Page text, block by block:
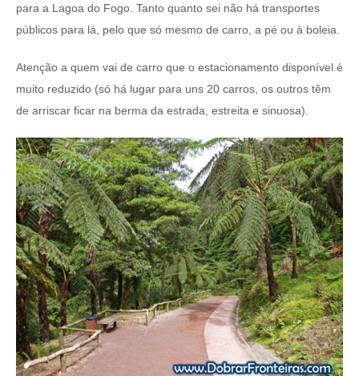
para a Lagoa do Fogo. Tanto quanto sei não há transportes
públicos para lá, pelo que só mesmo de carro, a pé ou à boleia.
Atenção a quem vai de carro que o estacionamento disponível é
muito reduzido (só há lugar para uns 20 carros, os outros têm
de arriscar ficar na berma da estrada, estreita e sinuosa).